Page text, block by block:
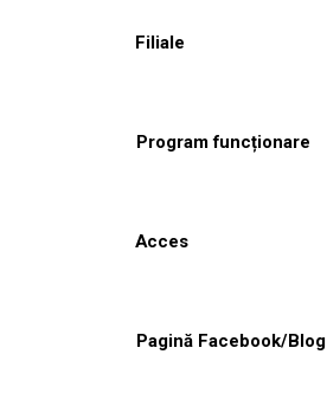
Filiale
Program funcționare
Acces
Pagină Facebook/Blog